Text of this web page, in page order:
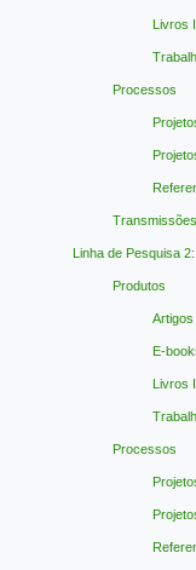
Livros
Processos
Transmissões
Linha de Pesquisa
Produtos
E-
Livros
Processos